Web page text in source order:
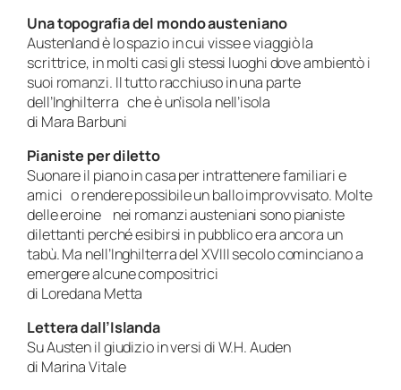
Una topografia del mondo austeniano
Austenland è lo spazio in cui visse e viaggiò la
scrittrice, in molti casi gli stessi luoghi dove ambientò i
suoi romanzi. Il tutto racchiuso in una parte
dell’Inghilterra che è un’isola nell’isola
di Mara Barbuni
Pianiste per diletto
Suonare il piano in casa per intrattenere familiari e
amici o rendere possibile un ballo improvvisato. Molte
delle eroine nei romanzi austeniani sono pianiste
dilettanti perché esibirsi in pubblico era ancora un
tabù. Ma nell’Inghilterra del XVIII secolo cominciano a
emergere alcune compositrici
di Loredana Metta
Lettera dall’Islanda
Su Austen il giudizio in versi di W.H. Auden
di Marina Vitale